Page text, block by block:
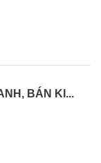
BÁN KI...